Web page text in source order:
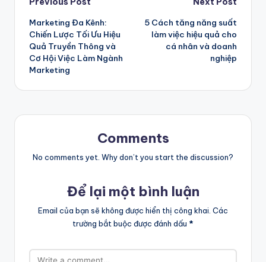
Post
navigation
Marketing Đa Kênh:
Chiến Lược Tối Ưu Hiệu
Quả Truyền Thông và
Cơ Hội Việc Làm Ngành
Marketing
5 Cách tăng năng suất
làm việc hiệu quả cho
cá nhân và doanh
nghiệp
Comments
No comments yet. Why don’t you start the discussion?
Để lại một bình luận
Email của bạn sẽ không được hiển thị công khai. Các
trường bắt buộc được đánh dấu *